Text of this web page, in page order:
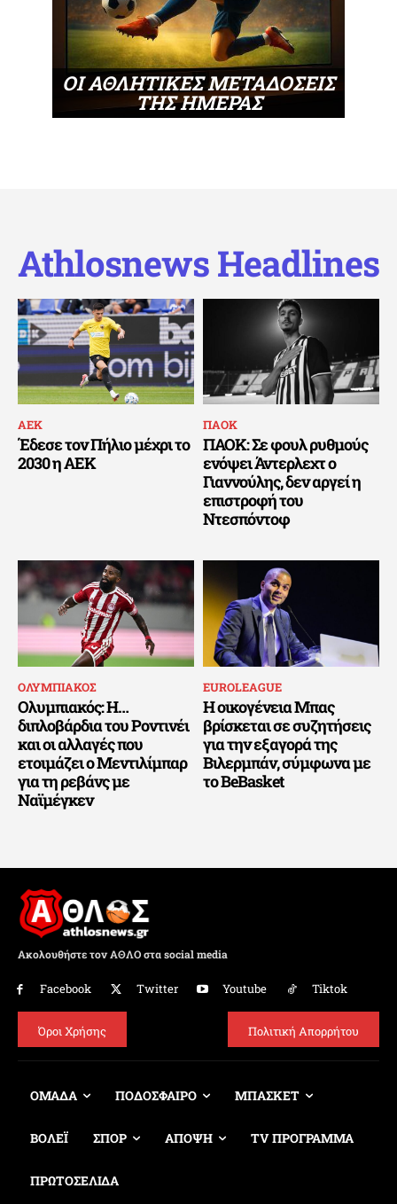
ΟΙ ΑΘΛΗΤΙΚΕΣ ΜΕΤΑΔΟΣΕΙΣ
ΤΗΣ ΗΜΕΡΑΣ
Athlosnews Headlines
ΑΕΚ
Έδεσε τον Πήλιο μέχρι το
2030 η ΑΕΚ
ΠΑΟΚ
ΠΑΟΚ: Σε φουλ ρυθμούς
ενόψει Άντερλεχτ ο
Γιαννούλης, δεν αργεί η
επιστροφή του
Ντεσπόντοφ
ΟΛΥΜΠΙΑΚΟΣ
Ολυμπιακός: Η…
διπλοβάρδια του Ροντινέι
και οι αλλαγές που
ετοιμάζει ο Μεντιλίμπαρ
για τη ρεβάνς με
Ναϊμέγκεν
EUROLEAGUE
Η οικογένεια Μπας
βρίσκεται σε συζητήσεις
για την εξαγορά της
Βιλερμπάν, σύμφωνα με
το BeBasket
Ακολουθήστε τον ΑΘΛΟ στα social media
Facebook Twitter Youtube Tiktok
Όροι Χρήσης Πολιτική Απορρήτου
ΟΜΑΔΑ ΠΟΔΟΣΦΑΙΡΟ ΜΠΑΣΚΕΤ
ΒΟΛΕΪ ΣΠΟΡ ΑΠΟΨΗ TV ΠΡΟΓΡΑΜΜΑ
ΠΡΩΤΟΣΕΛΙΔΑ